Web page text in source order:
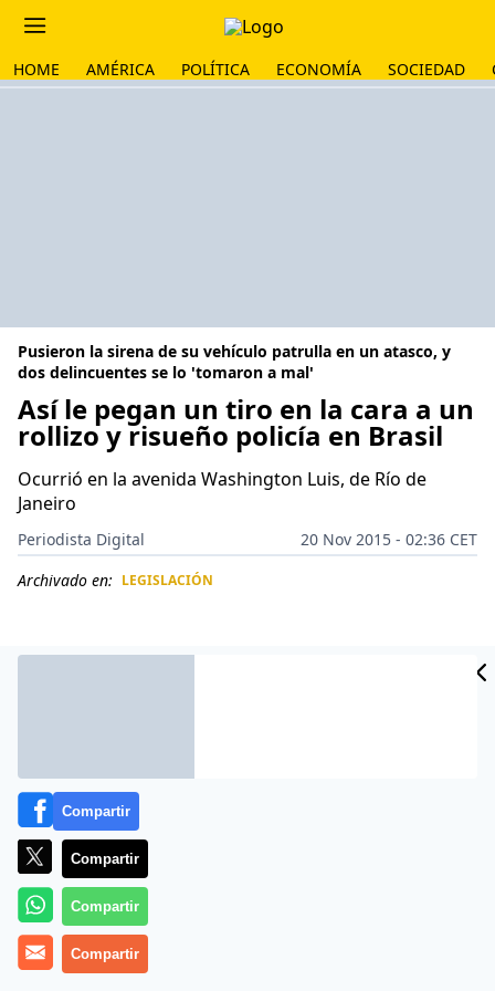
HOME AMÉRICA POLÍTICA ECONOMÍA SOCIEDAD
Pusieron la sirena de su vehículo patrulla en un atasco, y
dos delincuentes se lo 'tomaron a mal'
Así le pegan un tiro en la cara a un
rollizo y risueño policía en Brasil
Ocurrió en la avenida Washington Luis, de Río de
Janeiro
Periodista Digital
20 Nov 2015 - 02:36 CET
Archivado en: LEGISLACIÓN
El vídeo fue grabado en febrero de 2014, aunque ha
sido dado ahora a conocer tras recuperarse
Compartir
Compartir
Compartir
Compartir